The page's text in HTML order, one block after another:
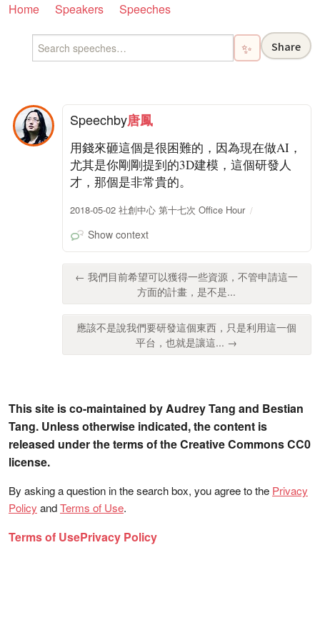
Home Speakers Speeches
✨ Share
Speechby唐鳳
用錢來砸這個是很困難的，因為現在做AI，
尤其是你剛剛提到的3D建模，這個研發人
才，那個是非常貴的。
2018-05-02 社創中心 第十七次 Office Hour
Show context
← 我們目前希望可以獲得一些資源，不管申請這一
方面的計畫，是不是...
應該不是說我們要研發這個東西，只是利用這一個
平台，也就是讓這... →
This site is co-maintained by Audrey Tang and Bestian
Tang. Unless otherwise indicated, the content is
released under the terms of the Creative Commons CC0
license.
By asking a question in the search box, you agree to the Privacy
Policy andTerms of Use.
Terms of UsePrivacy Policy